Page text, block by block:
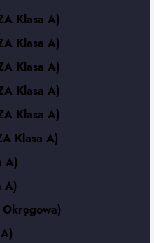
Klasa A)
Klasa A)
Klasa A)
Klasa A)
Klasa A)
Klasa A)
A)
A)